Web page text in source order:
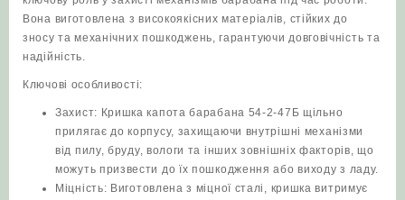
Вона виготовлена з високоякісних матеріалів, стійких до
зносу та механічних пошкоджень, гарантуючи довговічність та
надійність.
Ключові особливості:
Захист: Кришка капота барабана 54-2-47Б щільно
прилягає до корпусу, захищаючи внутрішні механізми
від пилу, бруду, вологи та інших зовнішніх факторів, що
можуть призвести до їх пошкодження або виходу з ладу.
Міцність: Виготовлена з міцної сталі, кришка витримує